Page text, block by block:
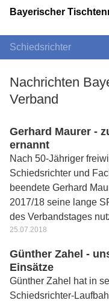
Bayerischer
Schiedsrichter
Nachrichten
Verband
Gerhard Maurer -
ernannt
Nach 50-Jähriger
Schiedsrichter und
beendete Gerhard
2017/18 seine lange
des Verbandstages
25.07.2018
Günther Zahel -
Einsätze
Günther Zahel hat in
Schiedsrichter-